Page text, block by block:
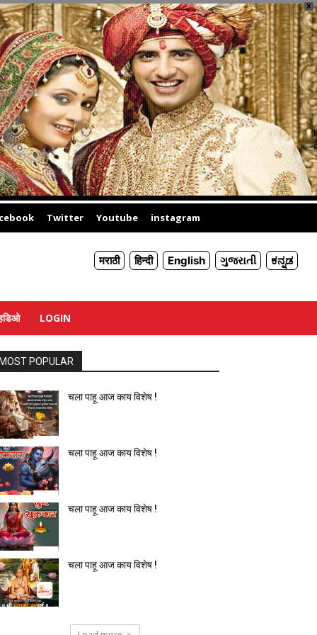
X
Twitter Youtube instagram
मराठी हिन्दी English ગુજરાતી ಕನ್ನಡ
LOGIN
MOST POPULAR
चला पाहू आज काय विशेष !
चला पाहू आज काय विशेष !
चला पाहू आज काय विशेष !
चला पाहू आज काय विशेष !